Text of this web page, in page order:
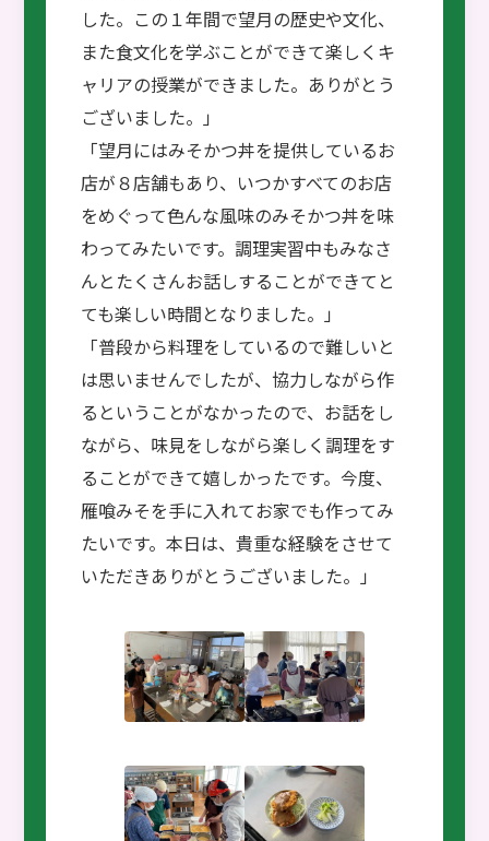
した。この１年間で望月の歴史や文化、
また食文化を学ぶことができて楽しくキ
ャリアの授業ができました。ありがとう
ございました。」
「望月にはみそかつ丼を提供しているお
店が８店舗もあり、いつかすべてのお店
をめぐって色んな風味のみそかつ丼を味
わってみたいです。調理実習中もみなさ
んとたくさんお話しすることができてと
ても楽しい時間となりました。」
「普段から料理をしているので難しいと
は思いませんでしたが、協力しながら作
るということがなかったので、お話をし
ながら、味見をしながら楽しく調理をす
ることができて嬉しかったです。今度、
雁喰みそを手に入れてお家でも作ってみ
たいです。本日は、貴重な経験をさせて
いただきありがとうございました。」